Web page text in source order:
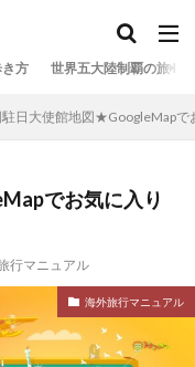
方 世界五大陸制覇の旅
日大使館地図★GoogleMapで
でお気に入り
行マニュアル
海外旅行マニュアル